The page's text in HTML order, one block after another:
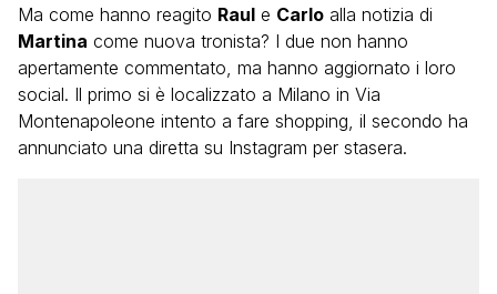
Ma come hanno reagito Raul e Carlo alla notizia di
Martina come nuova tronista? I due non hanno
apertamente commentato, ma hanno aggiornato i loro
social. Il primo si è localizzato a Milano in Via
Montenapoleone intento a fare shopping, il secondo ha
annunciato una diretta su Instagram per stasera.